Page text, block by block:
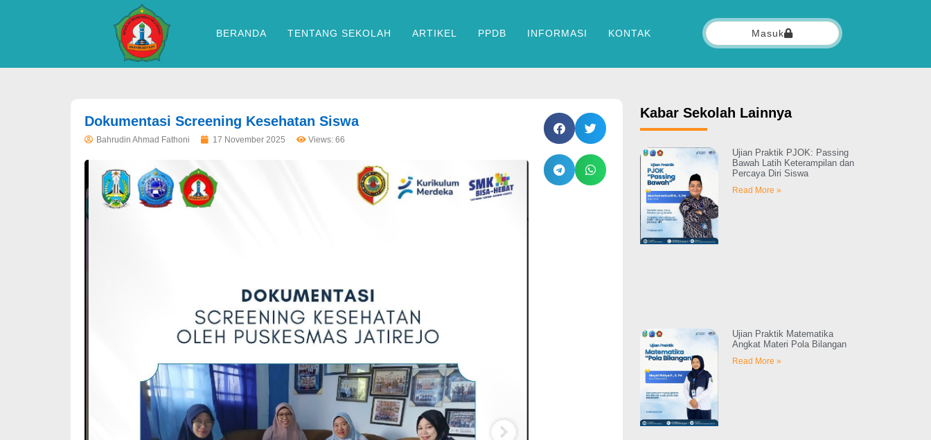
BERANDA TENTANG SEKOLAH ARTIKEL PPDB INFORMASI KONTAK Masuk
Dokumentasi Screening Kesehatan Siswa
Bahrudin Ahmad Fathoni 17 November 2025 Views: 66
Kabar Sekolah Lainnya
Ujian Praktik PJOK: Passing
Bawah Latih Keterampilan dan
Percaya Diri Siswa
Read More »
Ujian Praktik Matematika
Angkat Materi Pola Bilangan
Read More »